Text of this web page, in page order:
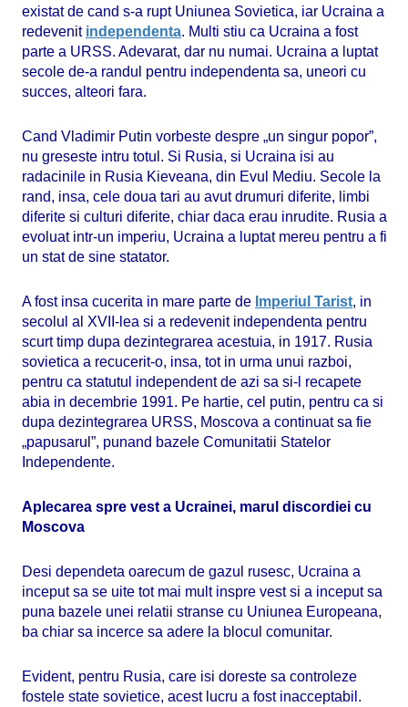
existat de cand s-a rupt Uniunea Sovietica, iar Ucraina a
redevenit independenta. Multi stiu ca Ucraina a fost
parte a URSS. Adevarat, dar nu numai. Ucraina a luptat
secole de-a randul pentru independenta sa, uneori cu
succes, alteori fara.
Cand Vladimir Putin vorbeste despre „un singur popor”,
nu greseste intru totul. Si Rusia, si Ucraina isi au
radacinile in Rusia Kieveana, din Evul Mediu. Secole la
rand, insa, cele doua tari au avut drumuri diferite, limbi
diferite si culturi diferite, chiar daca erau inrudite. Rusia a
evoluat intr-un imperiu, Ucraina a luptat mereu pentru a fi
un stat de sine statator.
A fost insa cucerita in mare parte de Imperiul Tarist, in
secolul al XVII-lea si a redevenit independenta pentru
scurt timp dupa dezintegrarea acestuia, in 1917. Rusia
sovietica a recucerit-o, insa, tot in urma unui razboi,
pentru ca statutul independent de azi sa si-l recapete
abia in decembrie 1991. Pe hartie, cel putin, pentru ca si
dupa dezintegrarea URSS, Moscova a continuat sa fie
„papusarul”, punand bazele Comunitatii Statelor
Independente.
Aplecarea spre vest a Ucrainei, marul discordiei cu
Moscova
Desi dependeta oarecum de gazul rusesc, Ucraina a
inceput sa se uite tot mai mult inspre vest si a inceput sa
puna bazele unei relatii stranse cu Uniunea Europeana,
ba chiar sa incerce sa adere la blocul comunitar.
Evident, pentru Rusia, care isi doreste sa controleze
fostele state sovietice, acest lucru a fost inacceptabil.